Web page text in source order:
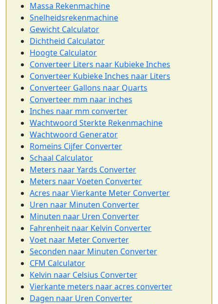
Massa Rekenmachine
Snelheidsrekenmachine
Gewicht Calculator
Dichtheid Calculator
Hoogte Calculator
Converteer Liters naar Kubieke Inches
Converteer Kubieke Inches naar Liters
Converteer Gallons naar Quarts
Converteer mm naar inches
Inches naar mm converter
Wachtwoord Sterkte Rekenmachine
Wachtwoord Generator
Romeins Cijfer Converter
Schaal Calculator
Meters naar Yards Converter
Meters naar Voeten Converter
Acres naar Vierkante Meter Converter
Uren naar Minuten Converter
Minuten naar Uren Converter
Fahrenheit naar Kelvin Converter
Voet naar Meter Converter
Seconden naar Minuten Converter
CFM Calculator
Kelvin naar Celsius Converter
Vierkante meters naar acres converter
Dagen naar Uren Converter